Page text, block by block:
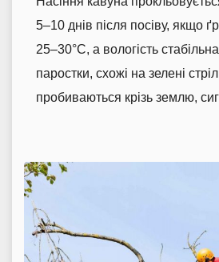
5–10 днів після посіву, якщо
25–30°C, а вологість
паростки, схожі на зелені
пробиваються крізь землю,